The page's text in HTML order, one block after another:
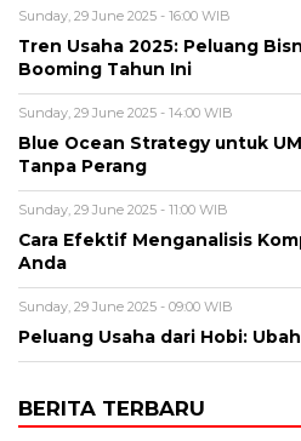
Sunday, 29 June 2025 - 16:00 WIB
Tren Usaha 2025: Peluang
Booming Tahun Ini
Sunday, 29 June 2025 - 14:00 WIB
Blue Ocean Strategy untuk
Tanpa Perang
Sunday, 29 June 2025 - 11:00 WIB
Cara Efektif Menganalisis
Anda
Sunday, 29 June 2025 - 09:00 WIB
Peluang Usaha dari Hobi:
BERITA TERBARU